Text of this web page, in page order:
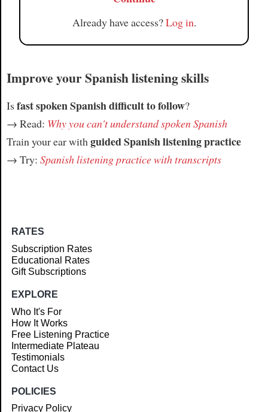
Already have access?Log in.
Improve your Spanish listening skills
Isfast spoken Spanish difficult to follow?
→ Read: Why you can't understand spoken Spanish
Train your ear with guided Spanish listening practice
→ Try: Spanish listening practice with transcripts
RATES
Subscription Rates
Educational Rates
Gift Subscriptions
EXPLORE
Who It's For
How It Works
Free Listening Practice
Intermediate Plateau
Testimonials
Contact Us
POLICIES
Privacy Policy